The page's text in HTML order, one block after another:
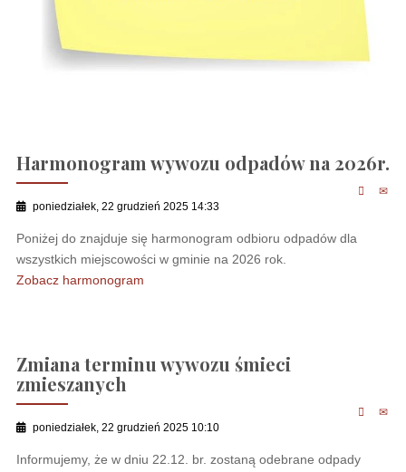
Harmonogram wywozu odpadów na 2026r.
poniedziałek, 22 grudzień 2025 14:33
Poniżej do znajduje się harmonogram odbioru odpadów dla
wszystkich miejscowości w gminie na 2026 rok.
Zobacz harmonogram
Zmiana terminu wywozu śmieci
zmieszanych
poniedziałek, 22 grudzień 2025 10:10
Informujemy, że w dniu 22.12. br. zostaną odebrane odpady